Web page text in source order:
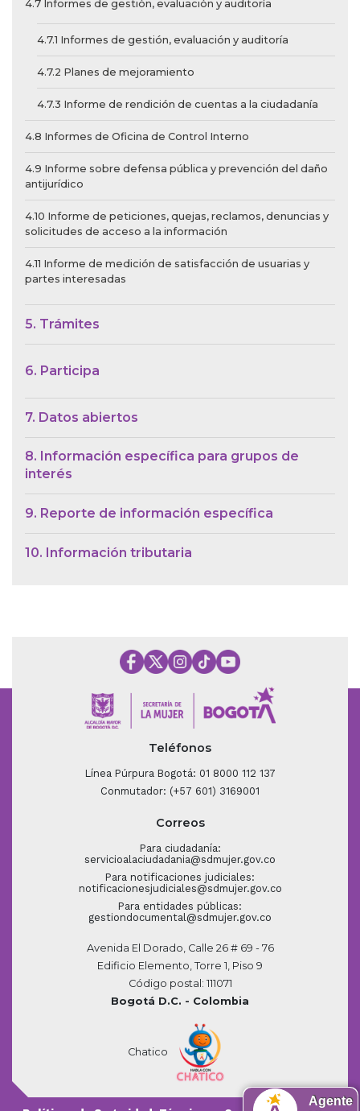
4.7 Informes de gestión, evaluación y auditoría
4.7.1 Informes de gestión, evaluación y auditoría
4.7.2 Planes de mejoramiento
4.7.3 Informe de rendición de cuentas a la ciudadanía
4.8 Informes de Oficina de Control Interno
4.9 Informe sobre defensa pública y prevención del daño
antijurídico
4.10 Informe de peticiones, quejas, reclamos, denuncias y
solicitudes de acceso a la información
4.11 Informe de medición de satisfacción de usuarias y
partes interesadas
5. Trámites
6. Participa
7. Datos abiertos
8. Información específica para grupos de
interés
9. Reporte de información específica
10. Información tributaria
Teléfonos
Línea Púrpura Bogotá: 01 8000 112 137
Conmutador: (+57 601) 3169001
Correos
Para ciudadanía:
servicioalaciudadania@sdmujer.gov.co
Para notificaciones judiciales:
notificacionesjudiciales@sdmujer.gov.co
Para entidades públicas:
gestiondocumental@sdmujer.gov.co
Avenida El Dorado, Calle 26 # 69 - 76
Edificio Elemento, Torre 1, Piso 9
Código postal: 111071
Bogotá D.C. - Colombia
Chatico
Agente